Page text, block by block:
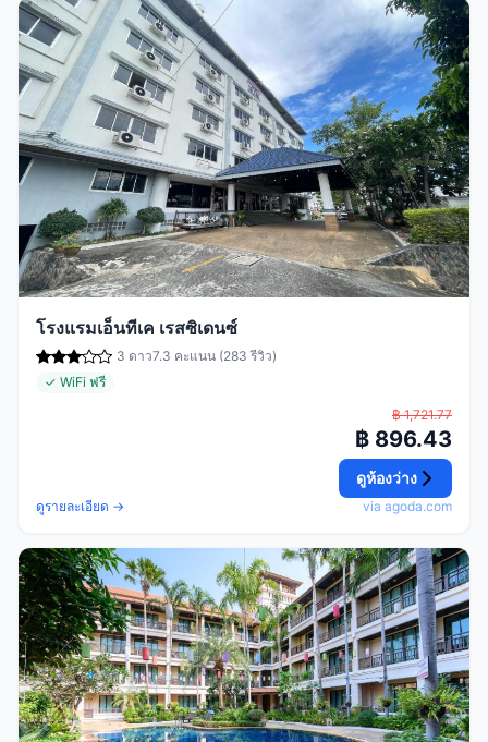
โรงแรมเอ็นทีเค เรสซิเดนซ์
3 ดาว7.3 คะแนน (283 รีวิว)
✓ WiFi ฟรี
ดูรายละเอียด →
฿ 1,721.77
฿ 896.43
ดูห้องว่าง
via agoda.com